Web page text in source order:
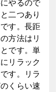
やるので
二つあり
す。長距
方法はリ
です。単
リラック
す。リラ
くらい速